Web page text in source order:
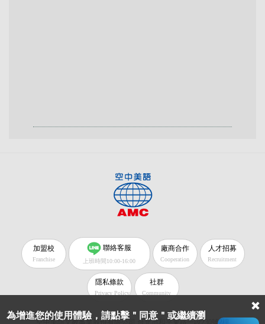
加盟校
Franchise
聯絡客服
上班時間10:00-16:00
廠商合作
Cooperation
人才招募
Recruitment
隱私條款
Privacy Policy
社群
Community
為增進您的使用體驗，請點擊＂同意＂或繼續瀏